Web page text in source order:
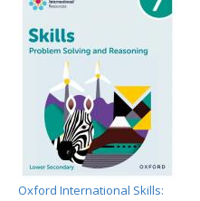
Oxford International Skills: